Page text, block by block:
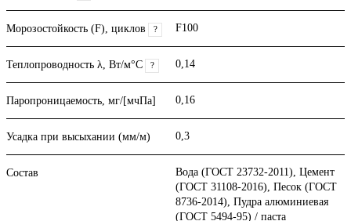
Морозостойкость (F), циклов ? F100
Теплопроводность λ, Вт/м°С ? 0,14
Паропроницаемость, мг/[мчПа] 0,16
Усадка при высыхании (мм/м) 0,3
Состав
Вода (ГОСТ 23732-2011), Цемент
(ГОСТ 31108-2016), Песок (ГОСТ
8736-2014), Пудра алюминиевая
(ГОСТ 5494-95) / паста